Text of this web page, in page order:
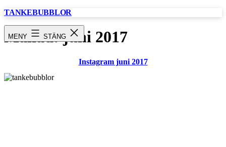
Hoppa
TANKEBUBBLOR
MENY STÄNG
Månad: juni 2017
Instagram juni 2017